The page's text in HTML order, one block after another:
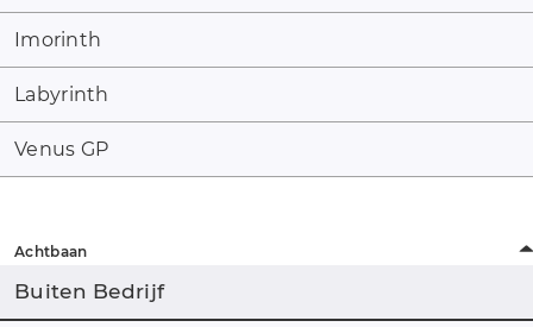
Imorinth
Labyrinth
Venus GP
Achtbaan
Buiten Bedrijf